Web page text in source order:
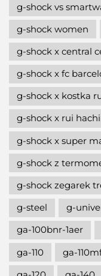
g-shock vs
g-shock women
g-shock x central
g-shock x fc
g-shock x kostka
g-shock x rui
g-shock x super
g-shock z
g-shock zegarek
g-steel
g-
ga-100bnr-1aer
ga-110
ga-